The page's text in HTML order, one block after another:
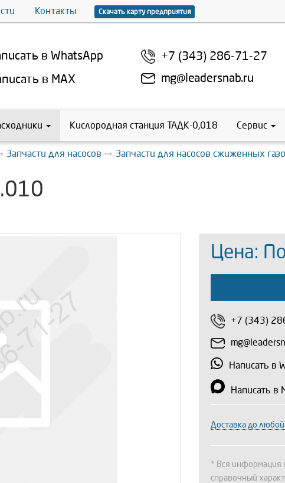
Контакты Скачать карту предприятия
в WhatsApp
в MAX
+7 (343) 286-71-27
mg@leadersnab.ru
Кислородная станция ТАДК-0,018 Сервис
Запчасти для насосов Запчасти для насосов сжиженных
Цена:
+7 (343)
Написать в
Написать в
Доставка до
* Вся информация
справочный